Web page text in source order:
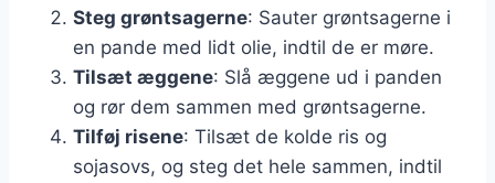
Steg grøntsagerne: Sauter grøntsagerne i
en pande med lidt olie, indtil de er møre.
Tilsæt æggene: Slå æggene ud i panden
og rør dem sammen med grøntsagerne.
Tilføj risene: Tilsæt de kolde ris og
sojasovs, og steg det hele sammen, indtil